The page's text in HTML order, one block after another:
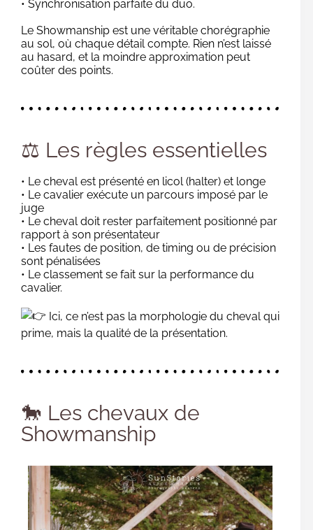
• Synchronisation parfaite du duo.
Le Showmanship est une véritable chorégraphie
au sol, où chaque détail compte. Rien n’est laissé
au hasard, et la moindre approximation peut
coûter des points.
⚖️ Les règles essentielles
• Le cheval est présenté en licol (halter) et longe
• Le cavalier exécute un parcours imposé par le
juge
• Le cheval doit rester parfaitement positionné par
rapport à son présentateur
• Les fautes de position, de timing ou de précision
sont pénalisées
• Le classement se fait sur la performance du
cavalier.
Ici, ce n’est pas la morphologie du cheval qui
prime, mais la qualité de la présentation.
🐎 Les chevaux de
Showmanship